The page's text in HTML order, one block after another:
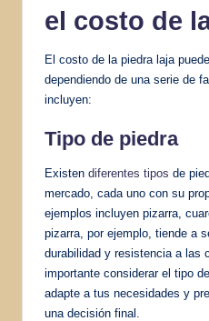
el costo de
El costo de la piedra laja
dependiendo de una serie de
incluyen:
Tipo de piedra
Existen diferentes tipos de
mercado, cada uno con su
ejemplos incluyen pizarra,
pizarra, por ejemplo, tiende a
durabilidad y resistencia a las
importante considerar el tipo
adapte a tus necesidades y
una decisión final.